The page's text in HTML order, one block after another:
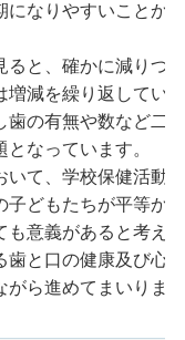
になりやすいことか
ると、確かに減りつ
増減を繰り返してい
歯の有無や数など二
なっています。
いて、学校保健活動
子どもたちが平等か
も意義があると考え
歯と口の健康及び心
がら進めてまいりま